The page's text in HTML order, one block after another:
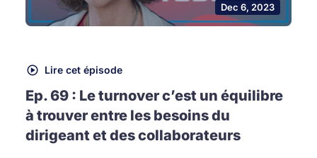
Dec 6, 2023
Lire cet épisode
Ep. 69 : Le turnover c’est un équilibre
à trouver entre les besoins du
dirigeant et des collaborateurs